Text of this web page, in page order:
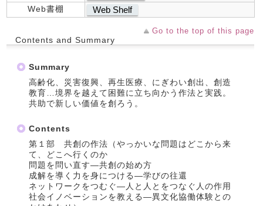
Web書棚 Web Shelf
Go to the top of this page
Contents and Summary
Summary
高齢化、災害復興、再生医療、にぎわい創出、創造
教育…境界を越えて困難に立ち向かう作法と実践。
共助で新しい価値を創ろう。
Contents
第１部 共創の作法（やっかいな問題はどこから来
て、どこへ行くのか
問題を問い直す―共創の始め方
成解を導く力を身につける―学びの往還
ネットワークをつむぐ―人と人とをつなぐ人の作用
社会イノベーションを教える―異文化協働体験との